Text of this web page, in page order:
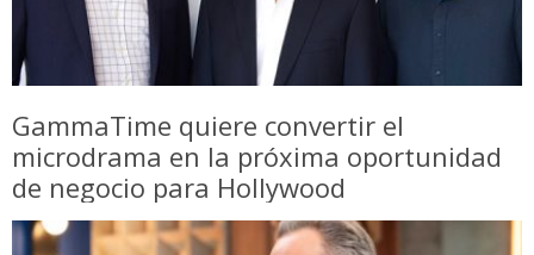
GammaTime quiere convertir el
microdrama en la próxima oportunidad
de negocio para Hollywood